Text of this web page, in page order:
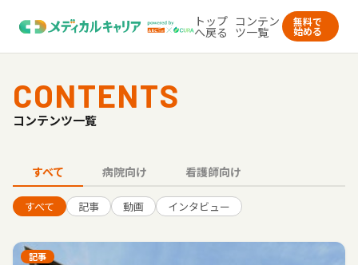
トップ
へ戻る
コンテン
ツ一覧
無料で
始める
CONTENTS
コンテンツ一覧
すべて 病院向け 看護師向け
すべて 記事 動画 インタビュー
記事